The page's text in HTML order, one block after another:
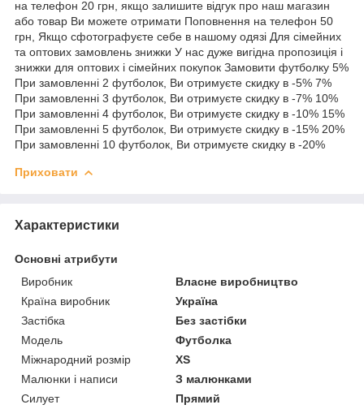
на телефон 20 грн, якщо залишите відгук про наш магазин
або товар Ви можете отримати Поповнення на телефон 50
грн, Якщо сфотографуєте себе в нашому одязі Для сімейних
та оптових замовлень знижки У нас дуже вигідна пропозиція і
знижки для оптових і сімейних покупок Замовити футболку 5%
При замовленні 2 футболок, Ви отримуєте скидку в -5% 7%
При замовленні 3 футболок, Ви отримуєте скидку в -7% 10%
При замовленні 4 футболок, Ви отримуєте скидку в -10% 15%
При замовленні 5 футболок, Ви отримуєте скидку в -15% 20%
При замовленні 10 футболок, Ви отримуєте скидку в -20%
Приховати
Характеристики
Основні атрибути
Виробник
Власне виробництво
Країна виробник
Україна
Застібка
Без застібки
Модель
Футболка
Міжнародний розмір
XS
Малюнки і написи
З малюнками
Силует
Прямий